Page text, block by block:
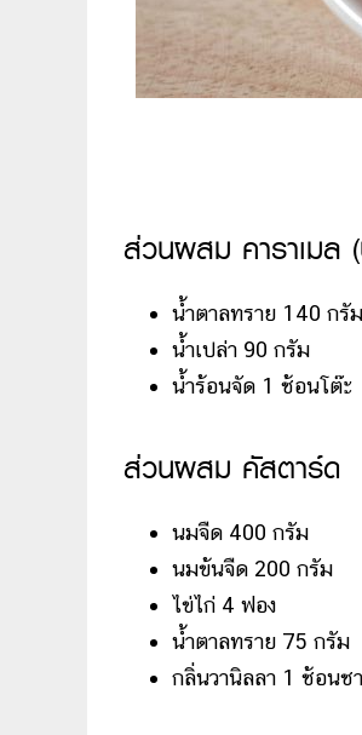
ส่วนผสม คาราเมล
น้ำตาลทราย 140 กรัม
น้ำเปล่า 90 กรัม
น้ำร้อนจัด 1 ช้อนโต๊ะ
ส่วนผสม คัสตาร์ด
นมจืด 400 กรัม
นมข้นจืด 200 กรัม
ไข่ไก่ 4 ฟอง
น้ำตาลทราย 75 กรัม
กลิ่นวานิลลา 1 ช้อนชา